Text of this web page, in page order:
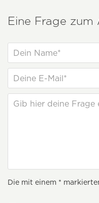
Eine Frage zum
Die mit einem *